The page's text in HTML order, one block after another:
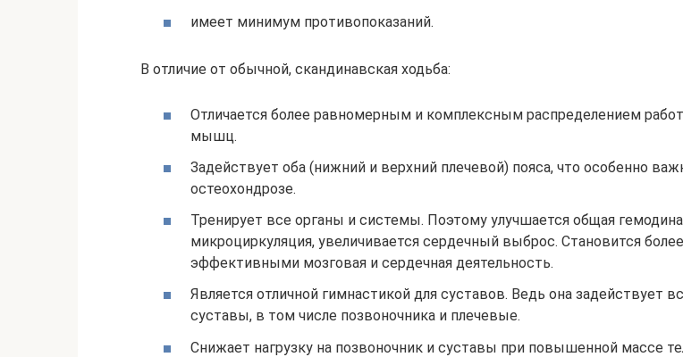
имеет минимум противопоказаний.
В отличие от обычной, скандинавская ходьба:
Отличается более равномерным и комплексным распределением
мышц.
Задействует оба (нижний и верхний плечевой) пояса, что особенно
остеохондрозе.
Тренирует все органы и системы. Поэтому улучшается общая
микроциркуляция, увеличивается сердечный выброс. Становится более
эффективными мозговая и сердечная деятельность.
Является отличной гимнастикой для суставов. Ведь она задействует
суставы, в том числе позвоночника и плечевые.
Снижает нагрузку на позвоночник и суставы при повышенной массе